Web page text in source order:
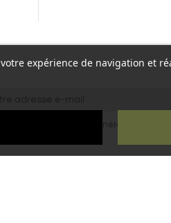
expérience de navigation et
conditions générales